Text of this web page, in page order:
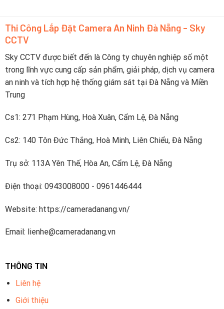
Thi Công Lắp Đặt Camera An Ninh Đà Nẵng - Sky
CCTV
Sky CCTV được biết đến là Công ty chuyên nghiệp số một
trong lĩnh vực cung cấp sản phẩm, giải pháp, dịch vụ camera
an ninh và tích hợp hệ thống giám sát tại Đà Nẵng và Miền
Trung
Cs1: 271 Phạm Hùng, Hoà Xuân, Cẩm Lệ, Đà Nẵng
Cs2: 140 Tôn Đức Thắng, Hoà Minh, Liên Chiểu, Đà Nẵng
Trụ sở: 113A Yên Thế, Hòa An, Cẩm Lệ, Đà Nẵng
Điện thoại: 0943008000 - 0961446444
Website: https://cameradanang.vn/
Email: lienhe@cameradanang.vn
THÔNG TIN
Liên hệ
Giới thiệu